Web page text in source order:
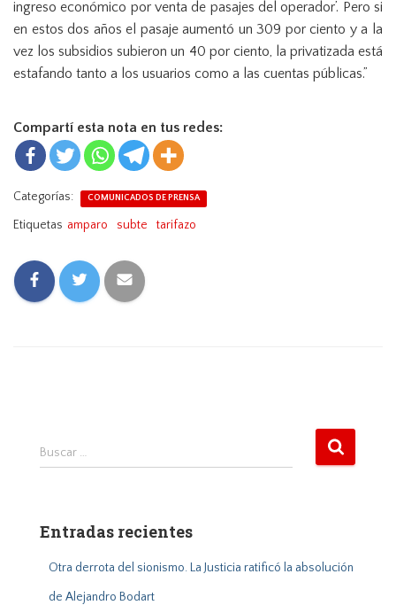
ingreso económico por venta de pasajes del operador’. Pero si
en estos dos años el pasaje aumentó un 309 por ciento y a la
vez los subsidios subieron un 40 por ciento, la privatizada está
estafando tanto a los usuarios como a las cuentas públicas.”
Compartí esta nota en tus redes:
Categorías: COMUNICADOS DE PRENSA
Etiquetas amparo subte tarifazo
B
r
Buscar …
Entradas recientes
Otra derrota del sionismo. La Justicia ratificó la absolución
de Alejandro Bodart